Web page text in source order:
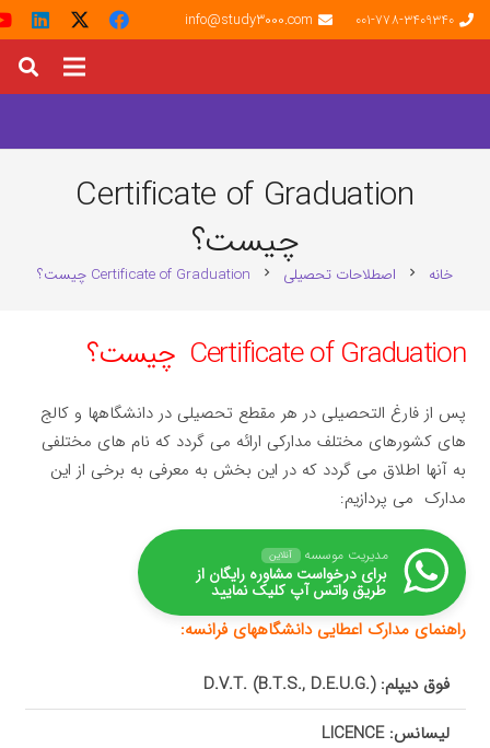
001-778-3409340
info@study3000.com
Certificate of Graduation
چیست؟
خانه chevron_right اصطلاحات تحصیلی chevron_right Certificate of Graduation چیست؟
Certificate of Graduation چیست؟
پس از فارغ التحصیلی در هر مقطع تحصیلی در دانشگاهها و کالج
های کشورهای مختلف مدارکی ارائه می گردد که نام های مختلفی
به آنها اطلاق می گردد که در این بخش به معرفی به برخی از این
مدارک می پردازیم:
مدیریت موسسه آنلاین
برای درخواست مشاوره رایگان از
طریق واتس آپ کلیک نمایید
راهنمای مدارک اعطایی دانشگاههای فرانسه:
فوق دیپلم: D.V.T. (B.T.S., D.E.U.G.)
لیسانس:LICENCE